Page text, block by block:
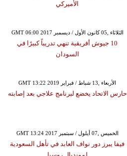
الأميركي
GMT 06:00 2017 الثلاثاء ,05 كانون الأول / ديسمبر
10 جيوش أفريقية تنهي تدريباً كبيرًا في
السودان
GMT 13:22 2019 الأربعاء ,13 شباط / فبراير
حارس الاتحاد يخضع لبرنامج علاجي بعد إصابته
GMT 13:24 2017 الخميس ,07 أيلول / سبتمبر
فيفا يبرز دور نواف العابد في تأهل السعودية